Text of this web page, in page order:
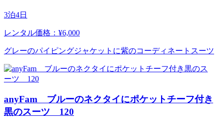
3泊4日
レンタル価格：¥6,000
グレーのパイピングジャケットに紫のコーディネートスーツ
anyFam ブルーのネクタイにポケットチーフ付き
黒のスーツ 120